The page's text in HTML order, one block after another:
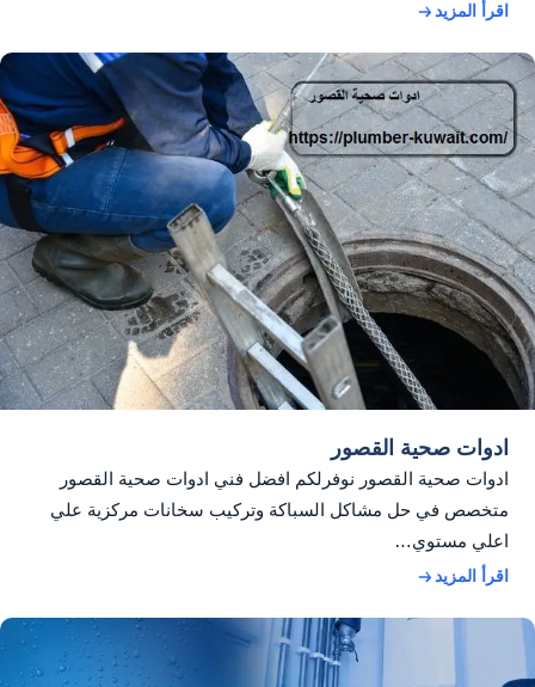
اقرأ المزيد
ادوات صحية القصور
ادوات صحية القصور نوفرلكم افضل فني ادوات صحية القصور
متخصص في حل مشاكل السباكة وتركيب سخانات مركزية علي
اعلي مستوي…
اقرأ المزيد